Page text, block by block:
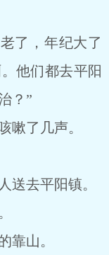
了，年纪大了
他们都去平阳
？”
了几声。
去平阳镇。
山。